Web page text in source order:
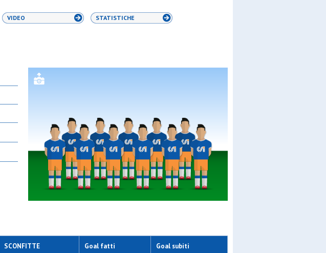
VIDEO STATISTICHE
SCONFITTE Goal fatti Goal subiti